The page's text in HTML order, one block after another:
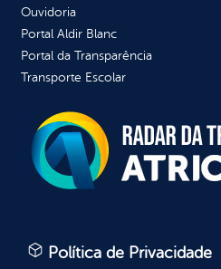
Ouvidoria
Portal Aldir Blanc
Portal da Transparência
Transporte Escolar
Política de Privacidade